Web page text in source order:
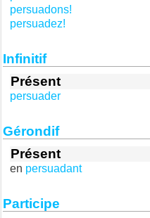
persuadons!
persuadez!
Infinitif
Présent
persuader
Gérondif
Présent
en persuadant
Participe